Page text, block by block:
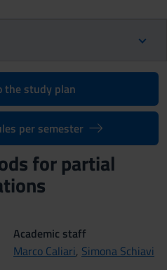
the study plan
per semester
for partial
Academic staff
Marco Caliari, Simona Schiavi